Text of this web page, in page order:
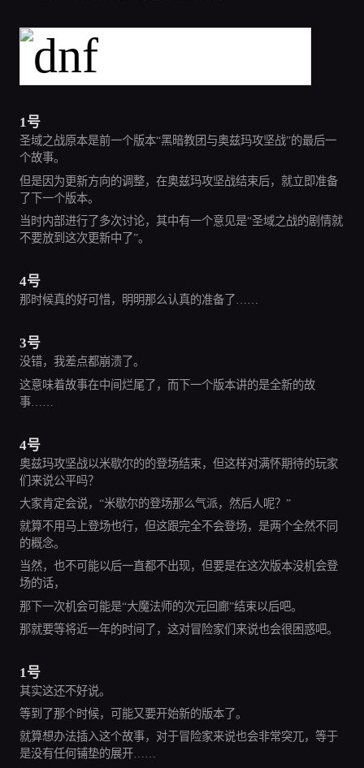
1号
圣域之战原本是前一个版本“黑暗教团与奥兹玛攻坚战”的最后一
个故事。
但是因为更新方向的调整，在奥兹玛攻坚战结束后，就立即准备
了下一个版本。
当时内部进行了多次讨论，其中有一个意见是“圣域之战的剧情就
不要放到这次更新中了”。
4号
那时候真的好可惜，明明那么认真的准备了……
3号
没错，我差点都崩溃了。
这意味着故事在中间烂尾了，而下一个版本讲的是全新的故
事……
4号
奥兹玛攻坚战以米歇尔的的登场结束，但这样对满怀期待的玩家
们来说公平吗？
大家肯定会说，“米歇尔的登场那么气派，然后人呢？”
就算不用马上登场也行，但这跟完全不会登场，是两个全然不同
的概念。
当然，也不可能以后一直都不出现，但要是在这次版本没机会登
场的话，
那下一次机会可能是“大魔法师的次元回廊”结束以后吧。
那就要等将近一年的时间了，这对冒险家们来说也会很困惑吧。
1号
其实这还不好说。
等到了那个时候，可能又要开始新的版本了。
就算想办法插入这个故事，对于冒险家来说也会非常突兀，等于
是没有任何铺垫的展开……